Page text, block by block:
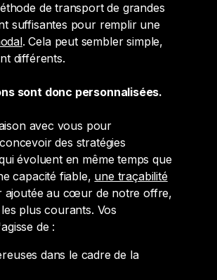
de transport de grandes
suffisantes pour remplir une
. Cela peut sembler simple,
différents.
sont donc personnalisées.
avec vous pour
des stratégies
évoluent en même temps que
capacité fiable, une traçabilité
ajoutée au cœur de notre offre,
plus courants. Vos
de :
dans le cadre de la